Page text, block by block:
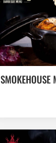
SMOKEHOUSE